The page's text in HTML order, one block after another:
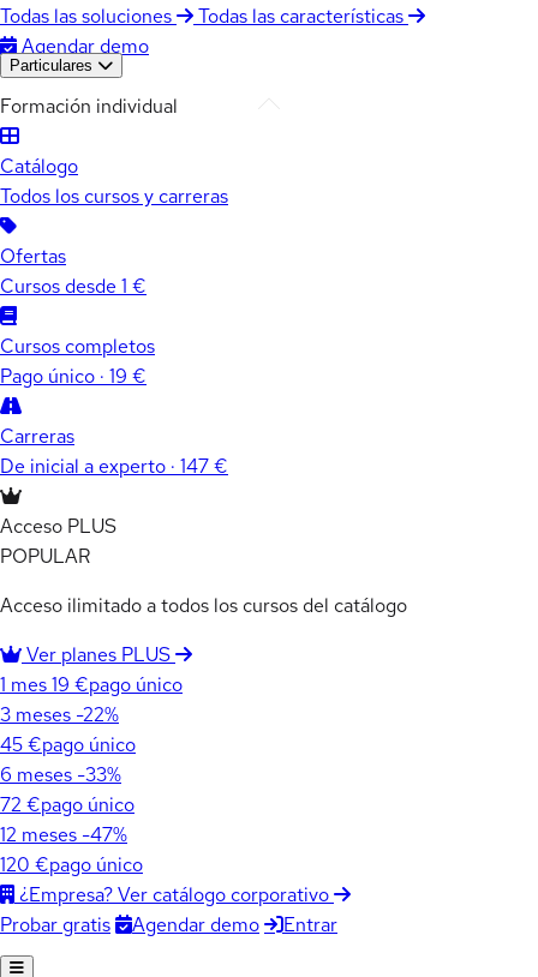
Todas las soluciones
Todas las características
Agendar demo
Particulares
Formación individual
Catálogo
Todos los cursos y carreras
Ofertas
Cursos desde 1 €
Cursos completos
Pago único · 19 €
Carreras
De inicial a experto · 147 €
Acceso PLUS
POPULAR
Acceso ilimitado a todos los cursos del catálogo
Ver planes PLUS
1 mes19 €pago único
3 meses -22%
45 €pago único
6 meses -33%
72 €pago único
12 meses -47%
120 €pago único
¿Empresa? Ver catálogo corporativo
Probar gratis
Agendar demo Entrar